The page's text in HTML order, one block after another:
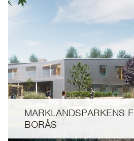
MARKLANDSPARKENS
BORÅS